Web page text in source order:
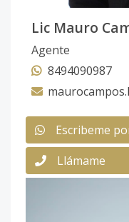
Lic Mauro
Agente
8494090987
Escribeme
Llámame